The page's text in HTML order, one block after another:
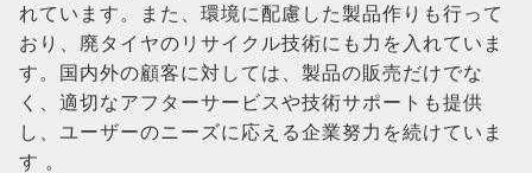
れています。また、環境に配慮した製品作りも行って
おり、廃タイヤのリサイクル技術にも力を入れていま
す。国内外の顧客に対しては、製品の販売だけでな
く、適切なアフターサービスや技術サポートも提供
し、ユーザーのニーズに応える企業努力を続けていま
す 。